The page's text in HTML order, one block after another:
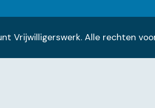
Vrijwilligerswerk. Alle rechten